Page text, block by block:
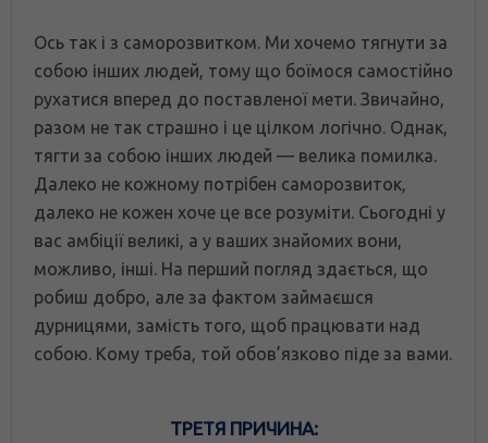
Ось так і з саморозвитком. Ми хочемо тягнути за
собою інших людей, тому що боїмося самостійно
рухатися вперед до поставленої мети. Звичайно,
разом не так страшно і це цілком логічно. Однак,
тягти за собою інших людей — велика помилка.
Далеко не кожному потрібен саморозвиток,
далеко не кожен хоче це все розуміти. Сьогодні у
вас амбіції великі, а у ваших знайомих вони,
можливо, інші. На перший погляд здається, що
робиш добро, але за фактом займаєшся
дурницями, замість того, щоб працювати над
собою. Кому треба, той обов’язково піде за вами.
ТРЕТЯ ПРИЧИНА: